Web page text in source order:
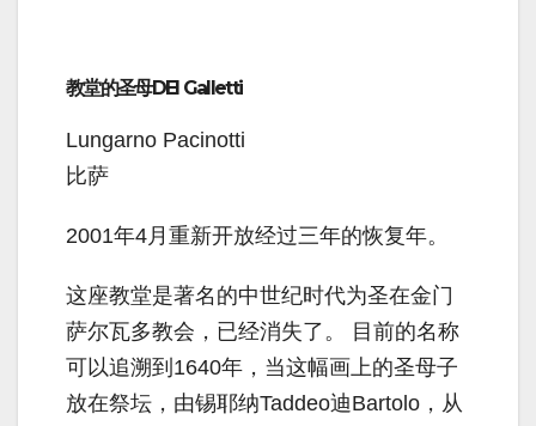
教堂的圣母DEI Galletti
Lungarno Pacinotti
比萨
2001年4月重新开放经过三年的恢复年。
这座教堂是著名的中世纪时代为圣在金门
萨尔瓦多教会，已经消失了。 目前的名称
可以追溯到1640年，当这幅画上的圣母子
放在祭坛，由锡耶纳Taddeo迪Bartolo，从